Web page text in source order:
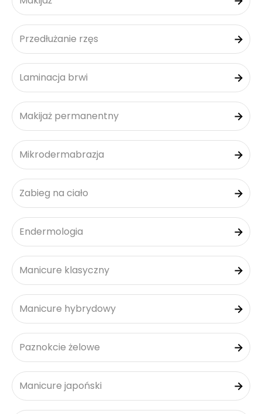
Przedłużanie rzęs
Laminacja brwi
Makijaż permanentny
Mikrodermabrazja
Zabieg na ciało
Endermologia
Manicure klasyczny
Manicure hybrydowy
Paznokcie żelowe
Manicure japoński